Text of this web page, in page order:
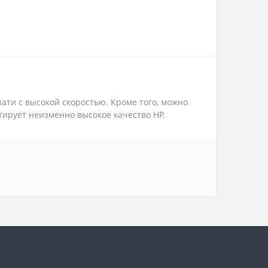
с высокой скоростью. Кроме того, можно
неизменно высокое качество HP.